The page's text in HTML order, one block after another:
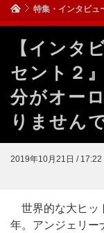
特集・インタビュ
【インタ
セント２
分がオー
りません
2019年10月21日 / 17:22
世界的な大ヒッ
年。アンジェリー